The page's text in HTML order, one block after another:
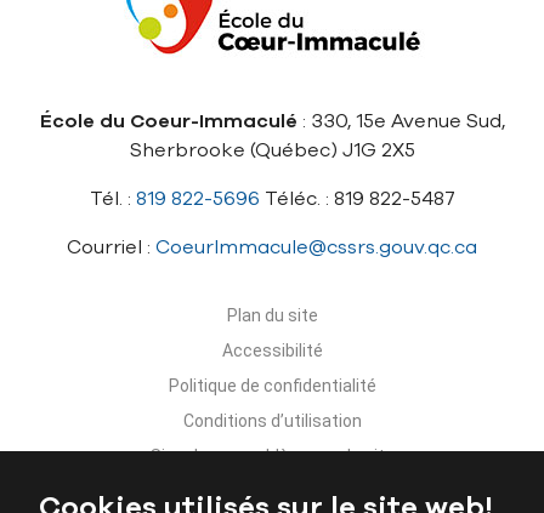
École du Coeur-Immaculé : 330, 15e Avenue Sud,
Sherbrooke (Québec) J1G 2X5
Tél. : 819 822-5696 Téléc. : 819 822-5487
Courriel : CoeurImmacule@cssrs.gouv.qc.ca
Plan du site
Accessibilité
Politique de confidentialité
Conditions d’utilisation
Signaler un problème sur le site
Nous joindre